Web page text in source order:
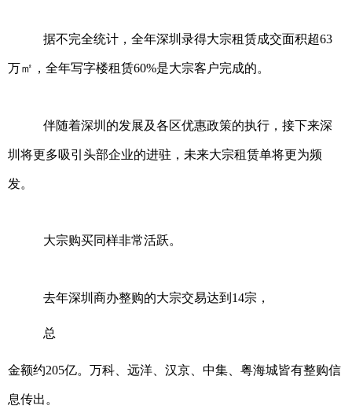
据不完全统计，全年深圳录得大宗租赁成交面积超63
万㎡，全年写字楼租赁60%是大宗客户完成的。
伴随着深圳的发展及各区优惠政策的执行，接下来深
圳将更多吸引头部企业的进驻，未来大宗租赁单将更为频
发。
大宗购买同样非常活跃。
去年深圳商办整购的大宗交易达到14宗，
总
金额约205亿。万科、远洋、汉京、中集、粤海城皆有整购信
息传出。